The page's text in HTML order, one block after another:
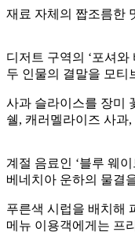
재료 자체의 짭조름한
디저트 구역의 ‘포셔
두 인물의 결말을 모티
사과 슬라이스를 장미
쉘, 캐러멜라이즈 사과
계절 음료인 ‘블루 웨
베네치아 운하의 물결
푸른색 시럽을 배치해
메뉴 이용객에게는 프